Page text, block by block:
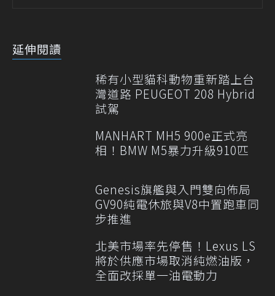
延伸閱讀
稀有小型貓科動物重新踏上台
灣道路 PEUGEOT 208 Hybrid
試駕
MANHART MH5 900e正式亮
相！BMW M5暴力升級910匹
Genesis旗艦與入門雙向佈局
GV90純電休旅與V8中置跑車同
步推進
北美市場率先停售！Lexus LS
將於供應市場取消純燃油版，
全面改採單一油電動力